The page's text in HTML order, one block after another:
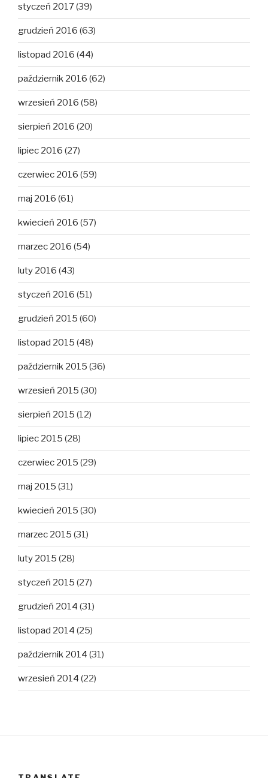
styczeń 2017(39)
grudzień 2016 (63)
listopad 2016 (44)
październik 2016 (62)
wrzesień 2016 (58)
sierpień 2016 (20)
lipiec 2016 (27)
czerwiec 2016 (59)
maj 2016 (61)
kwiecień 2016 (57)
marzec 2016 (54)
luty 2016 (43)
styczeń 2016 (51)
grudzień 2015 (60)
listopad 2015 (48)
październik 2015 (36)
wrzesień 2015 (30)
sierpień 2015 (12)
lipiec 2015 (28)
czerwiec 2015 (29)
maj 2015 (31)
kwiecień 2015 (30)
marzec 2015 (31)
luty 2015 (28)
styczeń 2015 (27)
grudzień 2014 (31)
listopad 2014 (25)
październik 2014 (31)
wrzesień 2014 (22)